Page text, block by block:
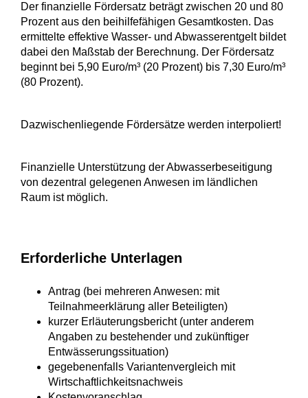
Der finanzielle Fördersatz beträgt zwischen 20 und 80
Prozent aus den beihilfefähigen Gesamtkosten. Das
ermittelte effektive Wasser- und Abwasserentgelt bildet
dabei den Maßstab der Berechnung. Der Fördersatz
beginnt bei 5,90 Euro/m³ (20 Prozent) bis 7,30 Euro/m³
(80 Prozent).
Dazwischenliegende Fördersätze werden interpoliert!
Finanzielle Unterstützung der Abwasserbeseitigung
von dezentral gelegenen Anwesen im ländlichen
Raum ist möglich.
Erforderliche Unterlagen
Antrag (bei mehreren Anwesen: mit
Teilnahmeerklärung aller Beteiligten)
kurzer Erläuterungsbericht (unter anderem
Angaben zu bestehender und zukünftiger
Entwässerungssituation)
gegebenenfalls Variantenvergleich mit
Wirtschaftlichkeitsnachweis